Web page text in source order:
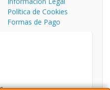
Política de Cookies
Formas de Pago